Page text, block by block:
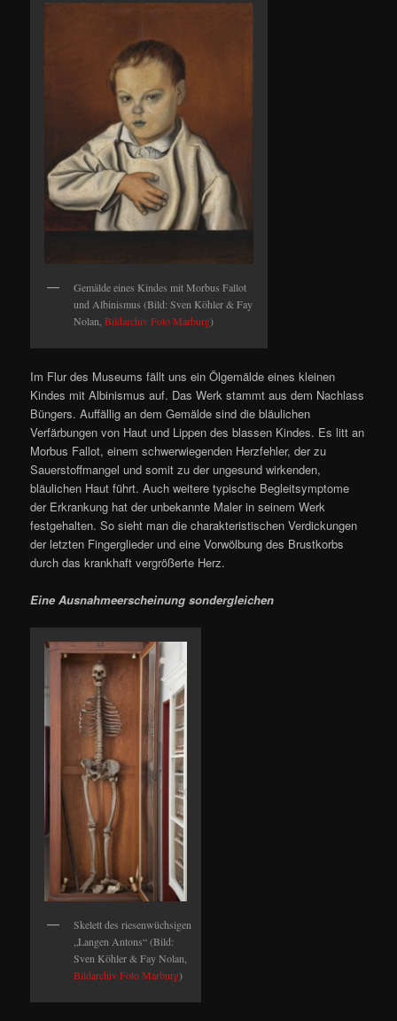
Gemälde eines Kindes mit Morbus Fallot
und Albinismus (Bild: Sven Köhler & Fay
Nolan,Bildarchiv Foto Marburg)
Im Flur des Museums fällt uns ein Ölgemälde eines kleinen
Kindes mit Albinismus auf. Das Werk stammt aus dem Nachlass
Büngers. Auffällig an dem Gemälde sind die bläulichen
Verfärbungen von Haut und Lippen des blassen Kindes. Es litt an
Morbus Fallot, einem schwerwiegenden Herzfehler, der zu
Sauerstoffmangel und somit zu der ungesund wirkenden,
bläulichen Haut führt. Auch weitere typische Begleitsymptome
der Erkrankung hat der unbekannte Maler in seinem Werk
festgehalten. So sieht man die charakteristischen Verdickungen
der letzten Fingerglieder und eine Vorwölbung des Brustkorbs
durch das krankhaft vergrößerte Herz.
Eine Ausnahmeerscheinung sondergleichen
Skelett des riesenwüchsigen
„Langen Antons“ (Bild:
Sven Köhler & Fay Nolan,
Bildarchiv Foto Marburg)